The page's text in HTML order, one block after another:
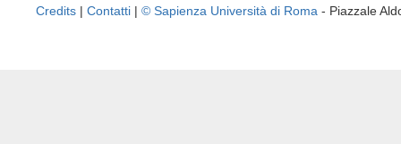
Credits | Contatti | © Sapienza Università di Roma - Piazzale